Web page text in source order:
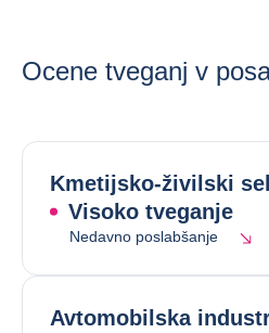
Ocene tveganj v
Kmetijsko-živilski
Visoko tveganje
Nedavno poslabšanje
Avtomobilska